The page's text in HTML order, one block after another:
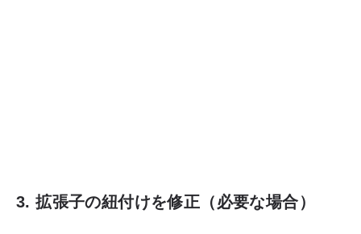
3. 拡張子の紐付けを修正（必要な場合）